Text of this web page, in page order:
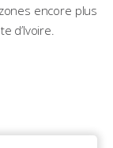
encore plus
d’Ivoire.